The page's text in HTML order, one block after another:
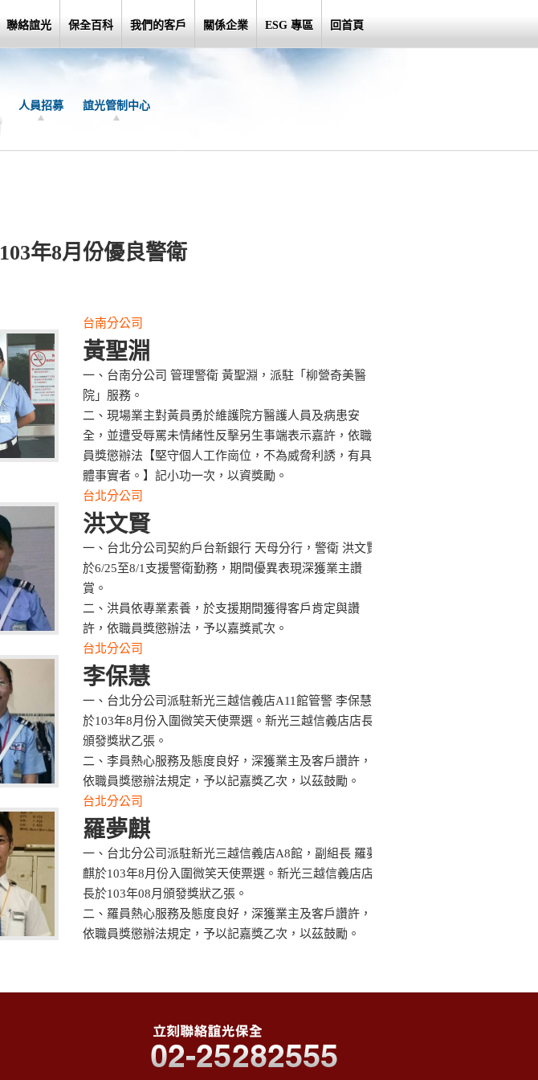
聯絡誼光 保全百科 我們的客戶 關係企業 ESG 專區 回首頁
人員招募 誼光管制中心
103年8月份優良警衛
台南分公司
黃聖淵
一、台南分公司 管理警衛 黃聖淵，派駐「柳營奇美醫
院」服務。
二、現場業主對黃員勇於維護院方醫護人員及病患安
全，並遭受辱罵未情緒性反擊另生事端表示嘉許，依職
員獎懲辦法【堅守個人工作崗位，不為威脅利誘，有具
體事實者。】記小功一次，以資獎勵。
台北分公司
洪文賢
一、台北分公司契約戶台新銀行 天母分行，警衛 洪文賢
於6/25至8/1支援警衛勤務，期間優異表現深獲業主讚
賞。
二、洪員依專業素養，於支援期間獲得客戶肯定與讚
許，依職員獎懲辦法，予以嘉獎貳次。
台北分公司
李保慧
一、台北分公司派駐新光三越信義店A11館管警 李保慧
於103年8月份入圍微笑天使票選。新光三越信義店店長
頒發獎狀乙張。
二、李員熱心服務及態度良好，深獲業主及客戶讚許，
依職員獎懲辦法規定，予以記嘉獎乙次，以茲鼓勵。
台北分公司
羅夢麒
一、台北分公司派駐新光三越信義店A8館，副組長 羅夢
麒於103年8月份入圍微笑天使票選。新光三越信義店店
長於103年08月頒發獎狀乙張。
二、羅員熱心服務及態度良好，深獲業主及客戶讚許，
依職員獎懲辦法規定，予以記嘉獎乙次，以茲鼓勵。